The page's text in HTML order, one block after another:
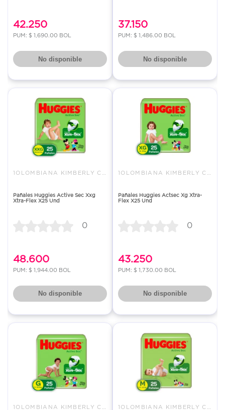
42.250
PUM: $ 1,690.00 BOL
No disponible
37.150
PUM: $ 1,486.00 BOL
No disponible
Pañales Huggies Active Sec Xxg
Xtra-Flex X25 Und
0
48.600
PUM: $ 1,944.00 BOL
No disponible
Pañales Huggies Actsec Xg Xtra-
Flex X25 Und
0
43.250
PUM: $ 1,730.00 BOL
No disponible